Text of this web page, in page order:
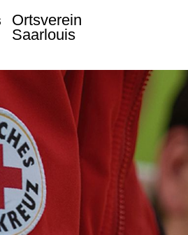
Ortsverein
Saarlouis